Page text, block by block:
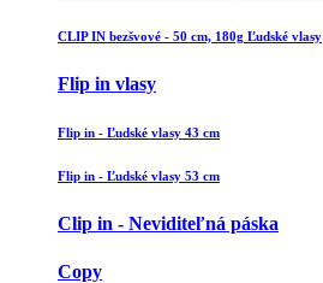
CLIP IN bezšvové - 50 cm, 180g Ľudské vlasy
Flip in vlasy
Flip in - Ľudské vlasy 43 cm
Flip in - Ľudské vlasy 53 cm
Clip in - Neviditeľná páska
Copy